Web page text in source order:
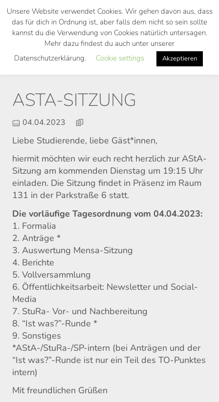
Skip
main
ASTA-SITZUNG
04.04.2023
Liebe Studierende, liebe Gäst*innen,
hiermit möchten wir euch recht herzlich zur AStA-
Sitzung am kommenden Dienstag um 19:15 Uhr
einladen. Die Sitzung findet in Präsenz im Raum
131 in der Parkstraße 6 statt.
Die vorläufige Tagesordnung vom 04.04.2023:
1. Formalia
2. Anträge *
3. Auswertung Mensa-Sitzung
4. Berichte
5. Vollversammlung
6. Öffentlichkeitsarbeit: Newsletter und Social-
Media
7. StuRa- Vor- und Nachbereitung
8. “Ist was?”-Runde *
9. Sonstiges
*AStA-/StuRa-/SP-intern (bei Anträgen und der
“Ist was?”-Runde ist nur ein Teil des TO-Punktes
intern)
Mit freundlichen Grüßen
Unsere Website verwendet Cookies. Wir gehen davon aus, dass
das für dich in Ordnung ist, aber falls dem nicht so sein sollte
kannst du die Verwendung von Cookies natürlich untersagen.
Mehr dazu findest du auch unter unserer
Datenschutzerklärung.
Cookie settings Akzeptieren